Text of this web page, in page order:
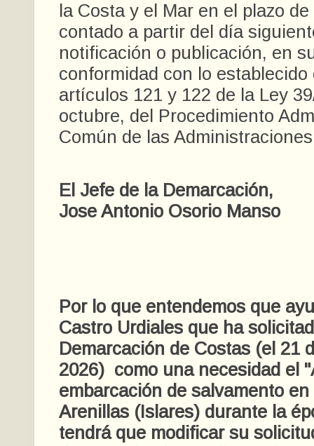
la Costa y el Mar en el plazo
contado a partir del día
notificación o publicación, en
conformidad con lo establecido
artículos 121 y 122 de la Ley
octubre, del Procedimiento
Común de las
El Jefe de la Demarcación,
Jose Antonio Osorio Manso
Por lo que entendemos que
Castro Urdiales que ha
Demarcación de Costas (el 21
2026) como una necesidad el
embarcación de salvamento
Arenillas (Islares) durante la
tendrá que modificar su